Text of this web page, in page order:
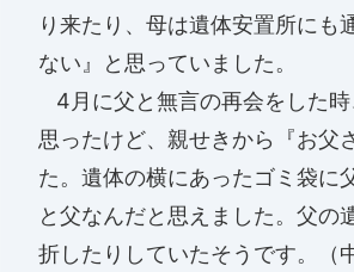
り来たり、母は遺体安置所にも
ない』と思っていました。
4月に父と無言の再会をした
思ったけど、親せきから『お父
た。遺体の横にあったゴミ袋に
と父なんだと思えました。父の
折したりしていたそうです。（